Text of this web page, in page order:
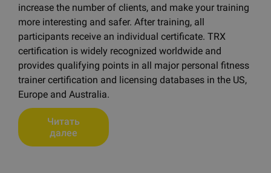
increase the number of clients, and make your training
more interesting and safer. After training, all
participants receive an individual certificate. TRX
certification is widely recognized worldwide and
provides qualifying points in all major personal fitness
trainer certification and licensing databases in the US,
Europe and Australia.
Читать
далее